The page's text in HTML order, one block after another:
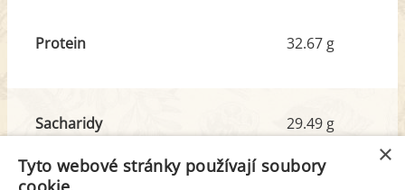
Protein 32.67 g
Sacharidy
z toho cukr
29.49 g
9.65 g
×
Tyto webové stránky používají soubory